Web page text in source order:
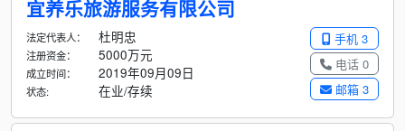
宜养乐旅游服务有限公司
手机 3
电话 0
邮箱 3
法定代表人： 杜明忠
注册资金： 5000万元
成立时间： 2019年09月09日
状态: 在业/存续